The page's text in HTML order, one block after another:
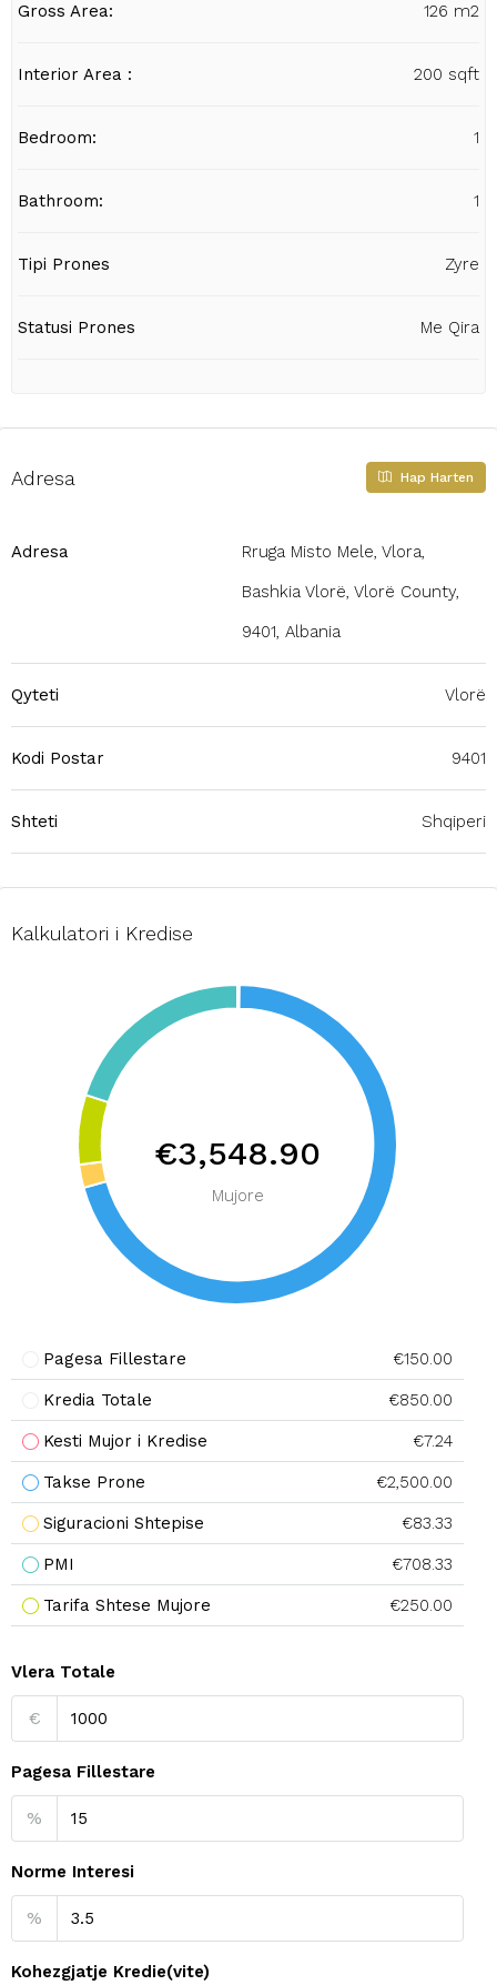
Gross Area: 126 m2
Interior Area : 200 sqft
Bedroom: 1
Bathroom: 1
Tipi Prones Zyre
Statusi Prones Me Qira
Adresa Hap Harten
Adresa
Rruga Misto Mele, Vlora,
Bashkia Vlorë, Vlorë County,
9401, Albania
Qyteti Vlorë
Kodi Postar 9401
Shteti Shqiperi
Kalkulatori i Kredise
€3,548.90
Mujore
Pagesa Fillestare €150.00
Kredia Totale €850.00
Kesti Mujor i Kredise €7.24
Takse Prone €2,500.00
Siguracioni Shtepise €83.33
PMI €708.33
Tarifa Shtese Mujore €250.00
Vlera Totale
€
Pagesa Fillestare
%
Norme Interesi
%
Kohezgjatje Kredie(vite)